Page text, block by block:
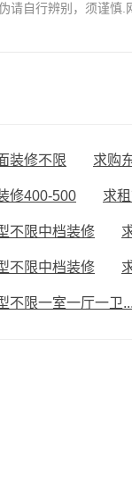
请自行辨别，须谨慎
装修不限 求购
修400-500 求
不限中档装修
不限中档装修
不限一室一厅一卫...